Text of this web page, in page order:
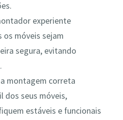
experiente
móveis sejam
segura, evitando
montagem correta
dos seus móveis,
estáveis e funcionais